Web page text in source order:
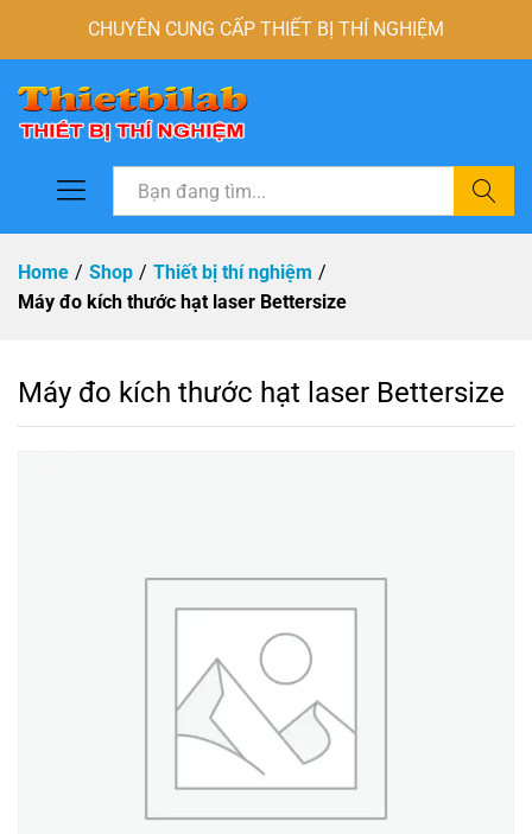
CHUYÊN CUNG CẤP THIẾT BỊ THÍ NGHIỆM
Tìm
Home / Shop / Thiết bị thí nghiệm /
Máy đo kích thước hạt laser Bettersize
Máy đo kích thước hạt laser Bettersize